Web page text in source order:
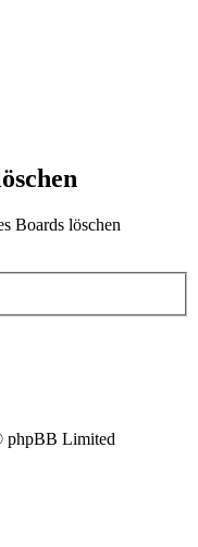
Boards löschen
phpBB Limited